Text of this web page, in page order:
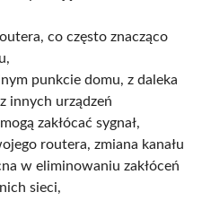
co często znacząco
punkcie domu, z daleka
innych urządzeń
zakłócać sygnał,
routera, zmiana kanału
w eliminowaniu zakłóceń
sieci,